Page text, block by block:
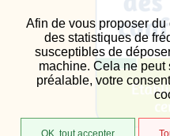
Afin de vous proposer
des statistiques de
susceptibles de
machine. Cela ne peut
préalable, votre
OK, tout accepter